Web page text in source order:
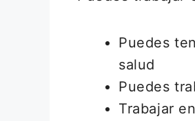
Puedes
salud
Puedes
Trabajar